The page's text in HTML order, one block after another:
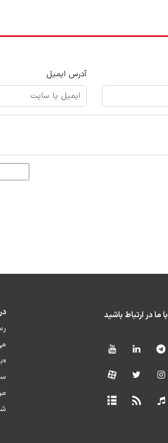
آدرس ایمیل
با ما در ارتباط باشید